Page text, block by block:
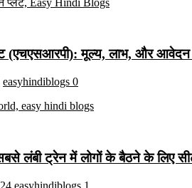
(एचएसआरपी): मूल्य, लाभ, और
easyhindiblogs 0
लंबी ट्रेन में लोगों के बैठने के लिए
easyhindiblogs 1